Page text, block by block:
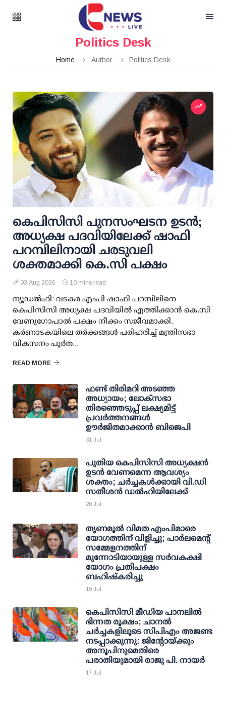
Politics Desk
Home Author Politics Desk
കെപിസിസി പുനസംഘടന ഉടന്‍;
അധ്യക്ഷ പദവിയിലേക്ക് ഷാഫി
പറമ്പിലിനായി ചരടുവലി
ശക്തമാക്കി കെ.സി പക്ഷം
03 Aug 2026 10 mins read
ന്യൂഡല്‍ഹി: വടകര എംപി ഷാഫി പറമ്പിലിനെ
കെപിസിസി അധ്യക്ഷ പദവിയില്‍ എത്തിക്കാന്‍ കെ.സി
വേണുഗോപാല്‍ പക്ഷം നീക്കം സജീവമാക്കി.
കര്‍ണാടകയിലെ തര്‍ക്കങ്ങള്‍ പരിഹരിച്ച് മന്ത്രിസഭാ
വികസനം പൂര്‍ത...
READ MORE
ഫണ്ട് തിരിമറി അടഞ്ഞ
അധ്യായം; ലോക്സഭാ
തിരഞ്ഞെടുപ്പ് ലക്ഷ്യമിട്ട്
പ്രവര്‍ത്തനങ്ങള്‍
ഊര്‍ജിതമാക്കാന്‍ ബിജെപി
31 Jul
പുതിയ കെപിസിസി അധ്യക്ഷന്‍
ഉടന്‍ വേണമെന്ന ആവശ്യം
ശക്തം; ചര്‍ച്ചകള്‍ക്കായി വി.ഡി
സതീശന്‍ ഡല്‍ഹിയിലേക്ക്
20 Jul
തൃണമൂല്‍ വിമത എംപിമാരെ
യോഗത്തിന് വിളിച്ചു; പാര്‍ലമെന്റ്
സമ്മേളനത്തിന്
മുന്നോടിയായുള്ള സര്‍വകക്ഷി
യോഗം പ്രതിപക്ഷം
ബഹിഷ്‌കരിച്ചു
19 Jul
കെപിസിസി മീഡിയ പാനലില്‍
ഭിന്നത രൂക്ഷം; ചാനല്‍
ചര്‍ച്ചകളിലൂടെ സിപിഎം അജണ്ട
നടപ്പാക്കുന്നു: ജിന്റോയ്ക്കും
അനൂപിനുമെതിരെ
പരാതിയുമായി രാജു പി. നായര്‍
17 Jul